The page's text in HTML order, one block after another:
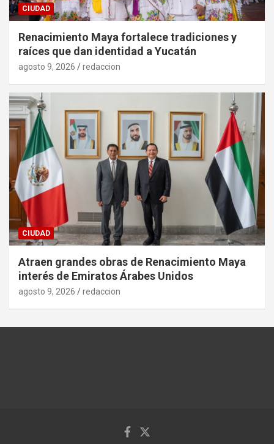
CIUDAD
Renacimiento Maya fortalece tradiciones y
raíces que dan identidad a Yucatán
agosto 9, 2026 redaccion
CIUDAD
Atraen grandes obras de Renacimiento Maya
interés de Emiratos Árabes Unidos
agosto 9, 2026 redaccion